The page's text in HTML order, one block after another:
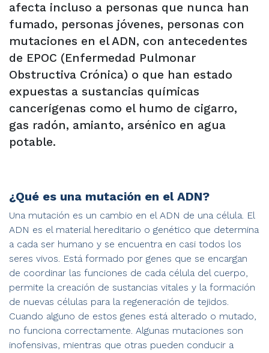
afecta incluso a personas que nunca han
fumado, personas jóvenes, personas con
mutaciones en el ADN, con antecedentes
de EPOC (Enfermedad Pulmonar
Obstructiva Crónica) o que han estado
expuestas a sustancias químicas
cancerígenas como el humo de cigarro,
gas radón, amianto, arsénico en agua
potable.
¿Qué es una mutación en el ADN?
Una mutación es un cambio en el ADN de una célula. El
ADN es el material hereditario o genético que determina
a cada ser humano y se encuentra en casi todos los
seres vivos. Está formado por genes que se encargan
de coordinar las funciones de cada célula del cuerpo,
permite la creación de sustancias vitales y la formación
de nuevas células para la regeneración de tejidos.
Cuando alguno de estos genes está alterado o mutado,
no funciona correctamente. Algunas mutaciones son
inofensivas, mientras que otras pueden conducir a